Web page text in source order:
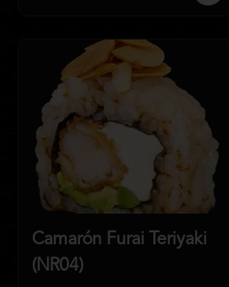
Camarón Furai Teriyaki
(NR04)